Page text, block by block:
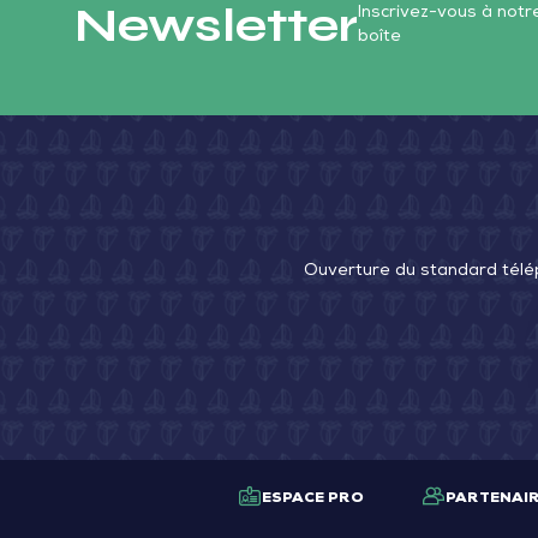
NewsletterInscrivez-vous à
boîte
Ouverture du standard
ESPACE PRO